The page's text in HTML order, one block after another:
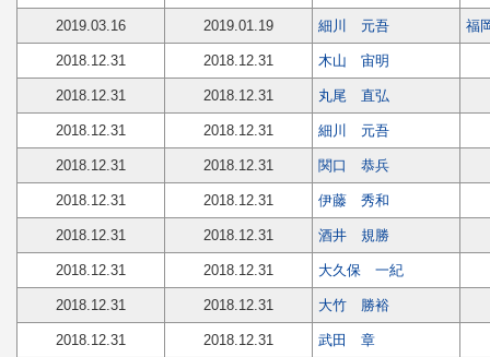
2019.03.16 2019.01.19 細川 元吾 福
2018.12.31 2018.12.31 木山 宙明
2018.12.31 2018.12.31 丸尾 直弘
2018.12.31 2018.12.31 細川 元吾
2018.12.31 2018.12.31 関口 恭兵
2018.12.31 2018.12.31 伊藤 秀和
2018.12.31 2018.12.31 酒井 規勝
2018.12.31 2018.12.31 大久保 一紀
2018.12.31 2018.12.31 大竹 勝裕
2018.12.31 2018.12.31 武田 章